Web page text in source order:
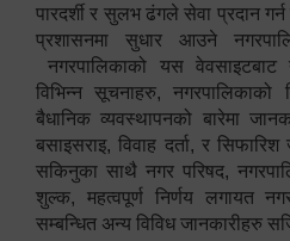
पारदर्शी र सुलभ ढंगले सेवा प्रदान
प्रशासनमा सुधार आउने
नगरपालिकाको यस वेवसाइटबाट
विभिन्न सूचनाहरु, नगरपालिकाको
बैधानिक व्यवस्थापनको बारेमा
बसाइसराइ, विवाह दर्ता, र
सकिनुका साथै नगर परिषद,
शुल्क, महत्वपूर्ण निर्णय लगायत
सम्बन्धित अन्य विविध जानकारीहरु